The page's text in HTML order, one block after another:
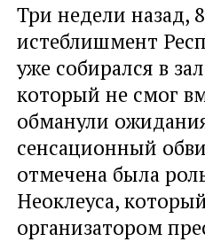
Три недели назад,
истеблишмент
уже собирался в
который не смог
обманули
сенсационный
отмечена была
Неоклеуса,
организатором